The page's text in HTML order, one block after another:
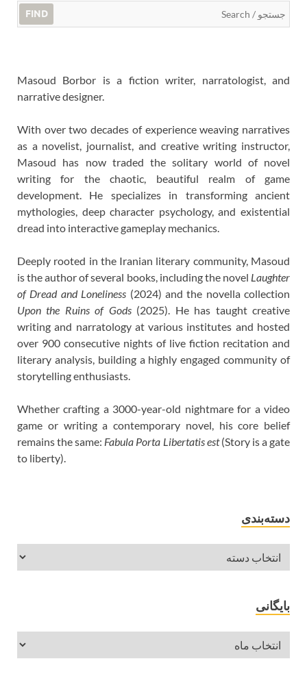
FIND
Masoud Borbor is a fiction writer, narratologist, and
narrative designer.
With over two decades of experience weaving narratives
as a novelist, journalist, and creative writing instructor,
Masoud has now traded the solitary world of novel
writing for the chaotic, beautiful realm of game
development. He specializes in transforming ancient
mythologies, deep character psychology, and existential
dread into interactive gameplay mechanics.
Deeply rooted in the Iranian literary community, Masoud
is the author of several books, including the novel Laughter
of Dread and Loneliness (2024) and the novella collection
Upon the Ruins of Gods(2025). He has taught creative
writing and narratology at various institutes and hosted
over 900 consecutive nights of live fiction recitation and
literary analysis, building a highly engaged community of
storytelling enthusiasts.
Whether crafting a 3000-year-old nightmare for a video
game or writing a contemporary novel, his core belief
remains the same: Fabula Porta Libertatis est(Story is a gate
to liberty).
دسته‌بندی
بایگانی